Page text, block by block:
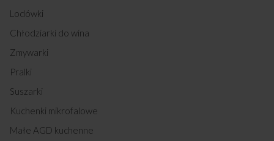
Lodówki
Chłodziarki do wina
Zmywarki
Pralki
Suszarki
Kuchenki mikrofalowe
Małe AGD kuchenne